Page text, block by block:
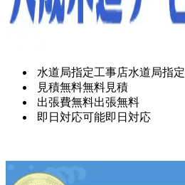
水道局指定工事店水道局指定
見積無料無料見積
出張費無料出張無料
即日対応可能即日対応